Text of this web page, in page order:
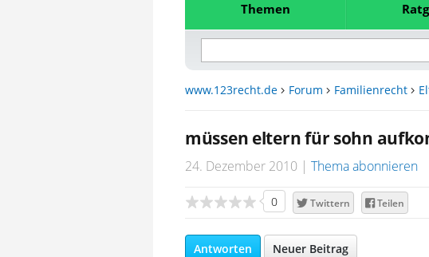
Themen
www.123recht.de Forum Familienrecht
müssen eltern für sohn
24. Dezember 2010 Thema abonnieren
0 Twittern Teilen
Antworten Neuer Beitrag